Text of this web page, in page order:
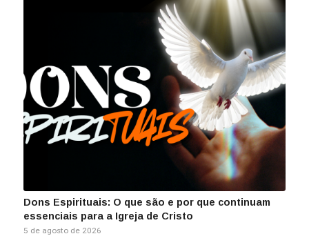
Dons Espirituais: O que são e por que continuam
essenciais para a Igreja de Cristo
5 de agosto de 2026